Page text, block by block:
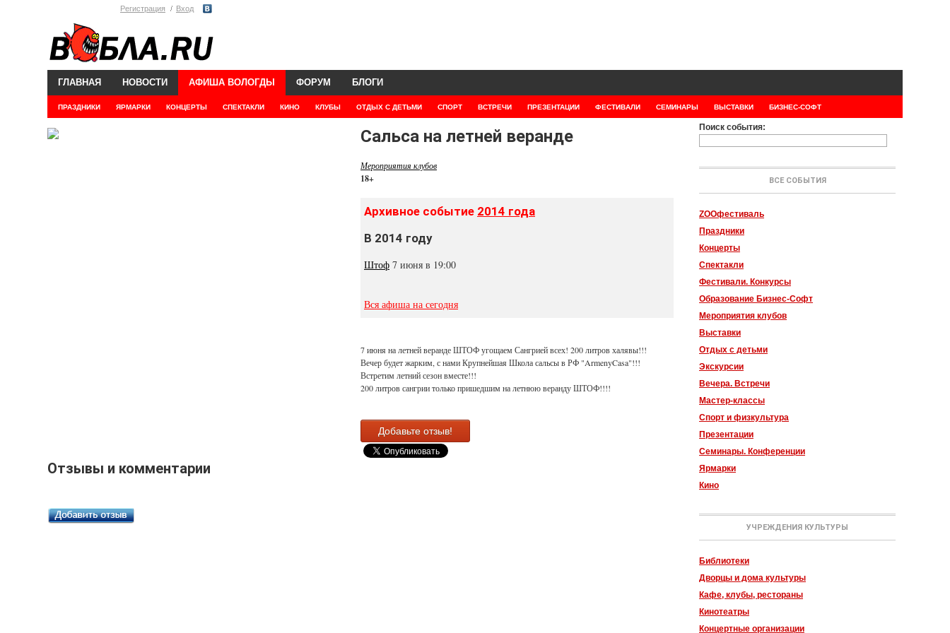
Регистрация Вход
ГЛАВНАЯ НОВОСТИ АФИША ВОЛОГДЫ
ПРАЗДНИКИ ЯРМАРКИ КОНЦЕРТЫ СПЕКТАКЛИ КИНО КЛУБЫ ОТДЫХ С ДЕТЬМИ СПОРТ ВСТРЕЧИ ПРЕЗЕНТАЦИИ ФЕСТИВАЛИ СЕМИНАРЫ ВЫСТАВКИ БИЗНЕС-СОФТ
ФОРУМ БЛОГИ
Сальса на летней веранде
Мероприятия клубов
18+
Архивное событие 2014 года
В 2014 году
Штоф 7 июня в 19:00
Вся афиша на сегодня
7 июня на летней веранде ШТОФ угощаем Сангрией всех! 200 литров халявы!!!
Вечер будет жарким, с нами Крупнейшая Школа сальсы в РФ "ArmenyCasa"!!!
Встретим летний сезон вместе!!!
200 литров сангрии только пришедшим на летнюю веранду ШТОФ!!!!
Добавьте отзыв!
Отзывы и комментарии
Поиск события:
ВСЕ СОБЫТИЯ
ZOOфестиваль
Праздники
Концерты
Спектакли
Фестивали. Конкурсы
Образование Бизнес-Софт
Мероприятия клубов
Выставки
Отдых с детьми
Экскурсии
Вечера. Встречи
Мастер-классы
Спорт и физкультура
Презентации
Семинары. Конференции
Ярмарки
Кино
УЧРЕЖДЕНИЯ КУЛЬТУРЫ
Библиотеки
Дворцы и дома культуры
Кафе, клубы, рестораны
Кинотеатры
Концертные организации